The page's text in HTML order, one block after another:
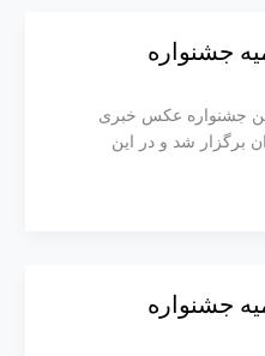
جشنواره
جشنواره عکس خبری
برگزار شد و در این
جشنواره